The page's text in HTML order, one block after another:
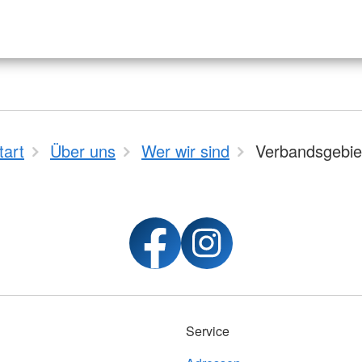
Über uns Wer wir sind
Service